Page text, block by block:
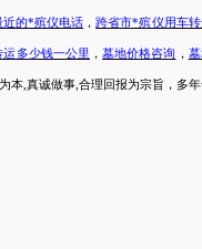
近的*殡仪电话 ，跨省市*殡仪用车
多少钱一公里 ，墓地价格咨询 ，
本 ,真诚做事,合理回报为宗旨，多